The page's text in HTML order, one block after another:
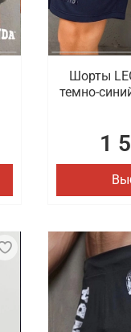
и городам России.
Шорты
темно-
1